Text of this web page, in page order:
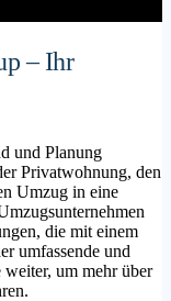
– Ihr
und Planung
Privatwohnung, den
Umzug in eine
die mit einem
umfassende und
um mehr über